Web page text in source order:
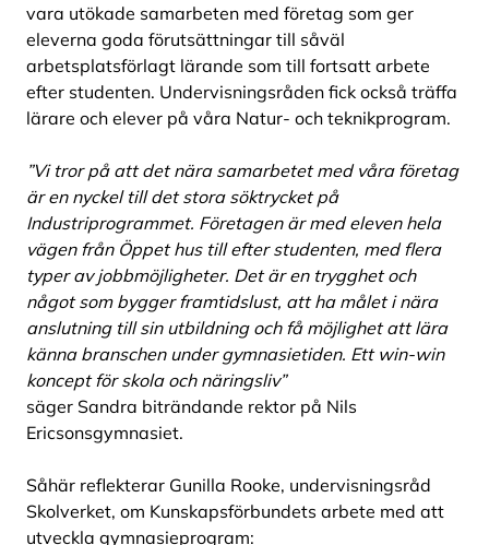
vara utökade samarbeten med företag som ger
eleverna goda förutsättningar till såväl
arbetsplatsförlagt lärande som till fortsatt arbete
efter studenten. Undervisningsråden fick också träffa
lärare och elever på våra Natur- och teknikprogram.
”Vi tror på att det nära samarbetet med våra företag
är en nyckel till det stora söktrycket på
Industriprogrammet. Företagen är med eleven hela
vägen från Öppet hus till efter studenten, med flera
typer av jobbmöjligheter. Det är en trygghet och
något som bygger framtidslust, att ha målet i nära
anslutning till sin utbildning och få möjlighet att lära
känna branschen under gymnasietiden. Ett win-win
koncept för skola och näringsliv”
säger Sandra biträndande rektor på Nils
Ericsonsgymnasiet.
Såhär reflekterar Gunilla Rooke, undervisningsråd
Skolverket, om Kunskapsförbundets arbete med att
utveckla gymnasieprogram: